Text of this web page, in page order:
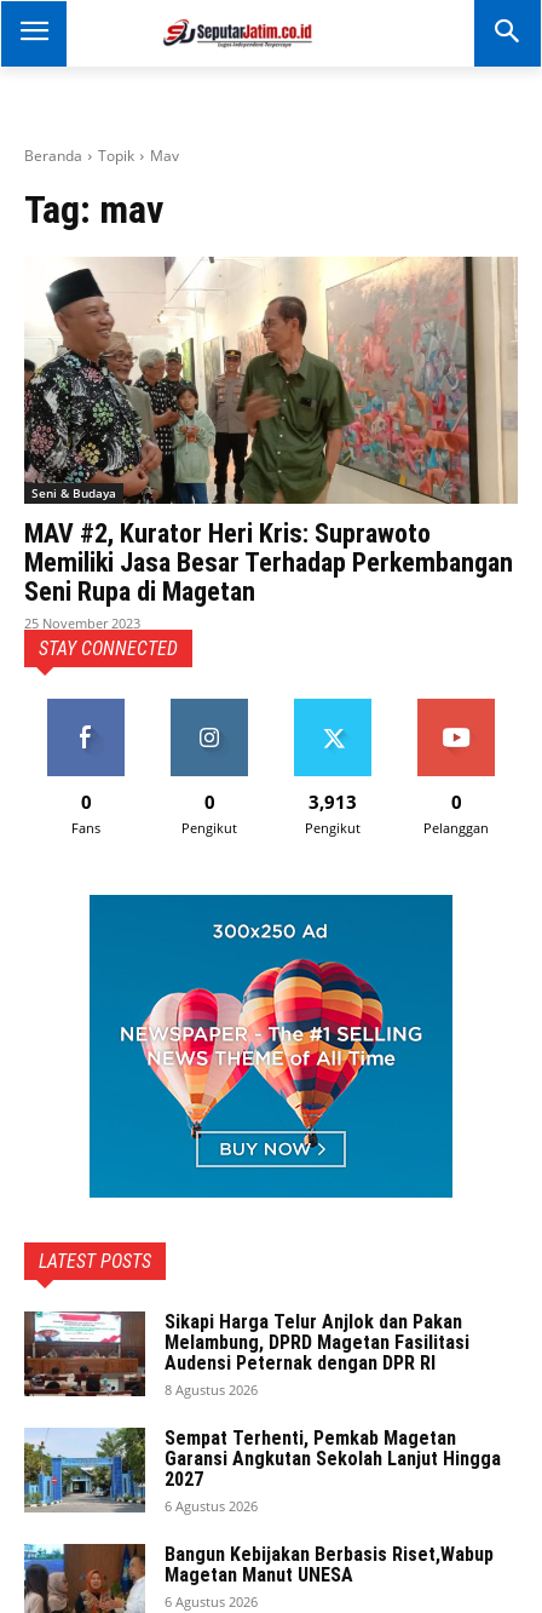
SEPUTAR JATIM
Portal Informasi Dan
Beranda Topik Mav
Tag: mav
Seni & Budaya
MAV #2, Kurator Heri Kris: Suprawoto
Memiliki Jasa Besar Terhadap Perkembangan
Seni Rupa di Magetan
25 November 2023
STAY CONNECTED
0
Fans
0
Pengikut
3,913
Pengikut
0
Pelanggan
LATEST POSTS
Sikapi Harga Telur Anjlok dan Pakan
Melambung, DPRD Magetan Fasilitasi
Audensi Peternak dengan DPR RI
8 Agustus 2026
Sempat Terhenti, Pemkab Magetan
Garansi Angkutan Sekolah Lanjut Hingga
2027
6 Agustus 2026
Bangun Kebijakan Berbasis Riset,Wabup
Magetan Manut UNESA
6 Agustus 2026